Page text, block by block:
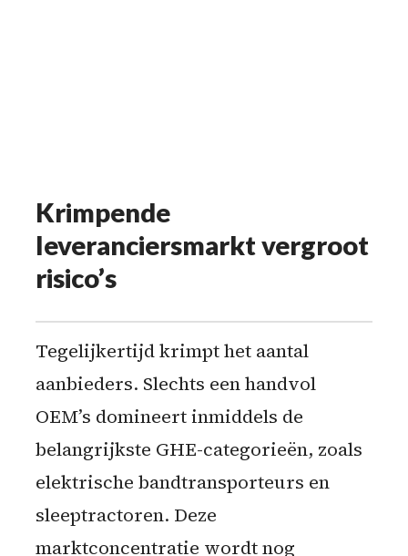
Krimpende
leveranciersmarkt vergroot
risico’s
Tegelijkertijd krimpt het aantal
aanbieders. Slechts een handvol
OEM’s domineert inmiddels de
belangrijkste GHE-categorieën, zoals
elektrische bandtransporteurs en
sleeptractoren. Deze
marktconcentratie wordt nog